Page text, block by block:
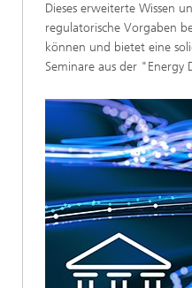
Dieses erweiterte Wissen
regulatorische Vorgaben
können und bietet eine
Seminare aus der "Energy